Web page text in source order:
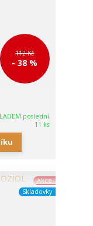
112 Kč
- 38 %
poslední
11 ks
Akce
Skladovky